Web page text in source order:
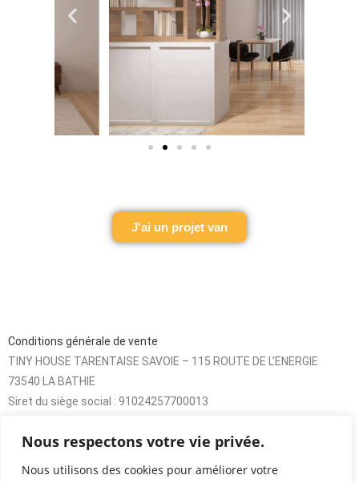
Nous respectons votre vie privée.
Nous utilisons des cookies pour améliorer votre
J'ai un projet van
Conditions générale de vente
TINY HOUSE TARENTAISE SAVOIE – 115 ROUTE DE L’ENERGIE
73540 LA BATHIE
Siret du siège social : 91024257700013